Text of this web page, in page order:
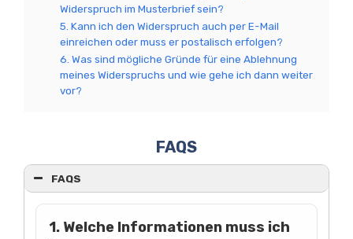
Widerspruch im Musterbrief sein?
5. Kann ich den Widerspruch auch per E-Mail
einreichen oder muss er postalisch erfolgen?
6. Was sind mögliche Gründe für eine Ablehnung
meines Widerspruchs und wie gehe ich dann weiter
vor?
FAQS
FAQS
1. Welche Informationen muss ich